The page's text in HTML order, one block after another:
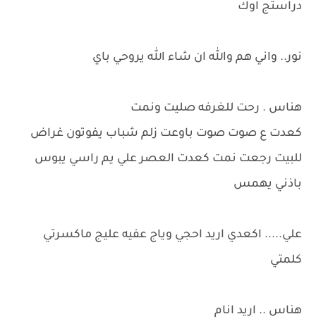
دراستج اوك
نور.. واني هم والله ان شاء الله يروحي باي
هناس . رحت للغرفه صليت ونمت
كعدت ع صوت صوت باوعت زلم شباب يفوتون غراض
للبيت رجعت نمت كعدت العصر علي يم راسي يبوس
باذني يهمس
علي..... اكعدي اريد احجي وياج عفيه عليج ماكسرتي
كلمتي
هناس .. اريد انام